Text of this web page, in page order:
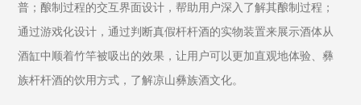
普；酿制过程的交互界面设计，帮助用户深入了解其酿制过程；
通过游戏化设计，通过判断真假杆杆酒的实物装置来展示酒体从
酒缸中顺着竹竿被吸出的效果，让用户可以更加直观地体验、彝
族杆杆酒的饮用方式，了解凉山彝族酒文化。